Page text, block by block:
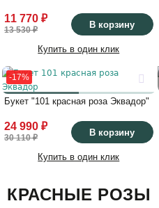
11 770 ₽
13 530 ₽ В корзину
Купить в один клик
-17%
Букет "101 красная роза Эквадор"
24 990 ₽
30 110 ₽ В корзину
Купить в один клик
КРАСНЫЕ РОЗЫ